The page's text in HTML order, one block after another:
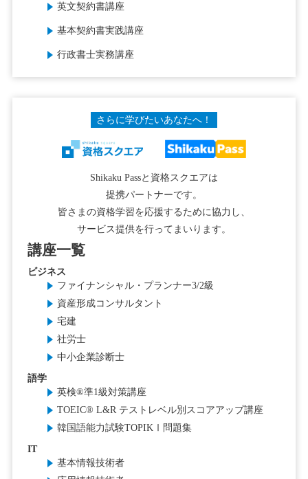
英文契約書講座
基本契約書実践講座
行政書士実務講座
さらに学びたいあなたへ！
Shikaku Passと資格スクエアは
提携パートナーです。
皆さまの資格学習を応援するために協力し、
サービス提供を行ってまいります。
講座一覧
ビジネス
ファイナンシャル・プランナー3/2級
資産形成コンサルタント
宅建
社労士
中小企業診断士
語学
英検®準1級対策講座
TOEIC® L&R テストレベル別スコアアップ講座
韓国語能力試験TOPIKⅠ問題集
IT
基本情報技術者